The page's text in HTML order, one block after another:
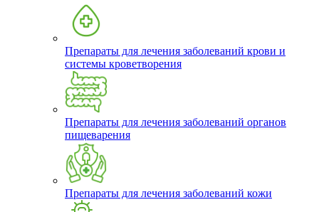
Препараты для лечения заболеваний крови и
системы кроветворения
Препараты для лечения заболеваний органов
пищеварения
Препараты для лечения заболеваний кожи